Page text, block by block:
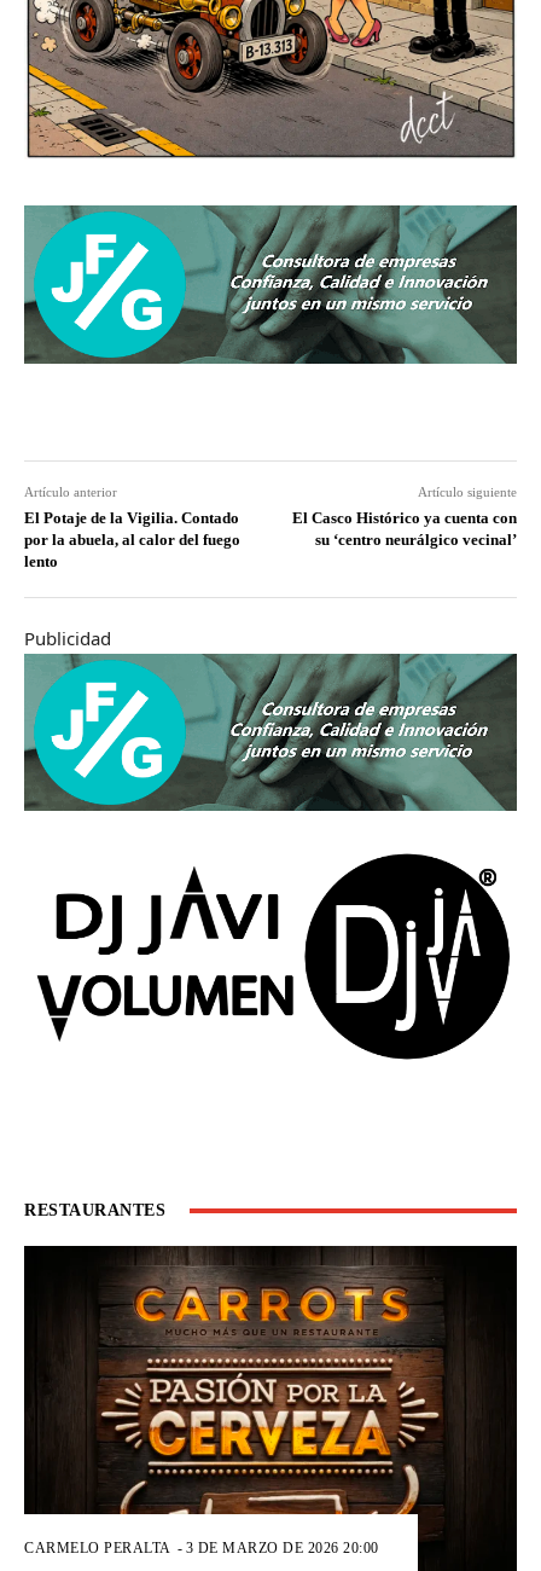
Artículo anterior
El Potaje de la Vigilia. Contado
por la abuela, al calor del fuego
lento
Artículo siguiente
El Casco Histórico ya cuenta con
su ‘centro neurálgico vecinal’
Publicidad
RESTAURANTES
CARMELO PERALTA - 3 DE MARZO DE 2026 20:00